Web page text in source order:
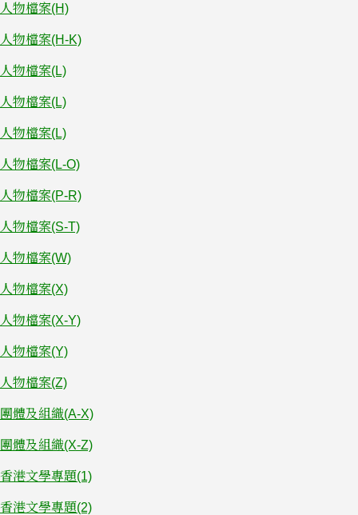
人物檔案(H)
人物檔案(H-K)
人物檔案(L)
人物檔案(L)
人物檔案(L)
人物檔案(L-O)
人物檔案(P-R)
人物檔案(S-T)
人物檔案(W)
人物檔案(X)
人物檔案(X-Y)
人物檔案(Y)
人物檔案(Z)
團體及組織(A-X)
團體及組織(X-Z)
香港文學專題(1)
香港文學專題(2)